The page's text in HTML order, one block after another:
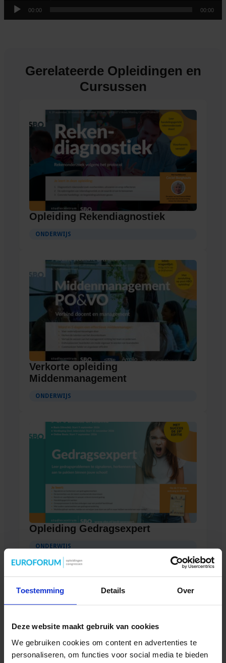
Toestemming Details Over
Deze website maakt gebruik van cookies
We gebruiken cookies om content en advertenties te
personaliseren, om functies voor social media te bieden
00:00 00:00
Gerelateerde Opleidingen en
Cursussen
Opleiding Rekendiagnostiek
ONDERWIJS
Verkorte opleiding
Middenmanagement
ONDERWIJS
Opleiding Gedragsexpert
ONDERWIJS